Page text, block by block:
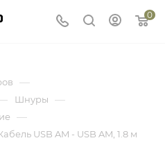
0
—
Шнуры —
—
USB AM - USB AM, 1.8 м